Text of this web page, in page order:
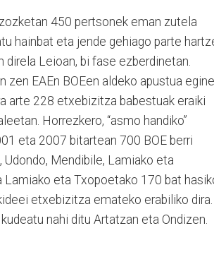
450 pertsonek eman zutela
hainbat eta jende gehiago parte
direla Leioan, bi fase ezberdinetan.
EAEn BOEen aldeko apustua
arte 228 etxebizitza babestuak eraiki
Horrezkero, “asmo handiko”
eta 2007 bitartean 700 BOE berri
Mendibile, Lamiako eta
eta Txopoetako 170 bat
etxebizitza emateko erabiliko dira.
nahi ditu Artatzan eta Ondizen.